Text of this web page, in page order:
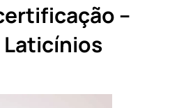
–
Laticínios